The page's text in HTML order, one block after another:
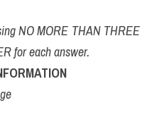
NO MORE THAN THREE
for each answer.